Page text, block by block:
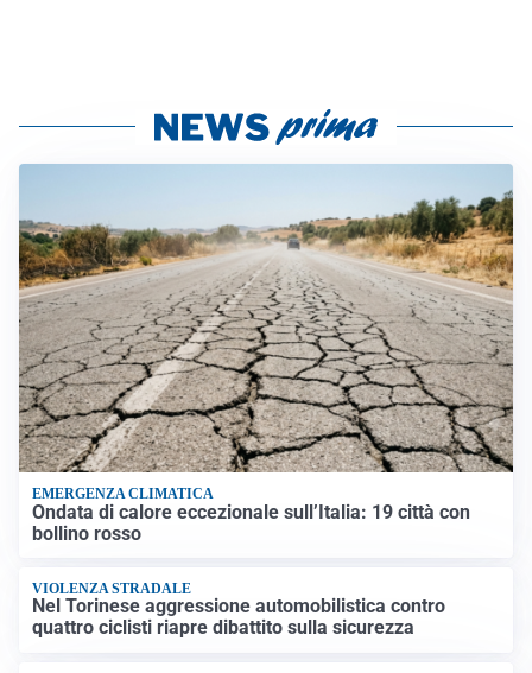
EMERGENZA CLIMATICA
Ondata di calore eccezionale sull’Italia: 19 città con
bollino rosso
VIOLENZA STRADALE
Nel Torinese aggressione automobilistica contro
quattro ciclisti riapre dibattito sulla sicurezza